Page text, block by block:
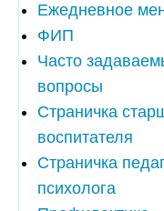
Ежедневное
ФИП
Часто
вопросы
Страничка
воспитателя
Страничка
психолога